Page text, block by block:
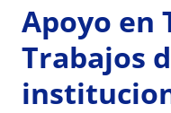
Apoyo en
Trabajos